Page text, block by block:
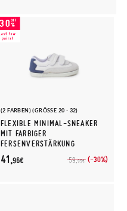
(2 FARBEN) (GRÖSSE 20 - 32)
FLEXIBLE MINIMAL-SNEAKER
MIT FARBIGER
FERSENVERSTÄRKUNG
59,95€ (-30%)
41,96€